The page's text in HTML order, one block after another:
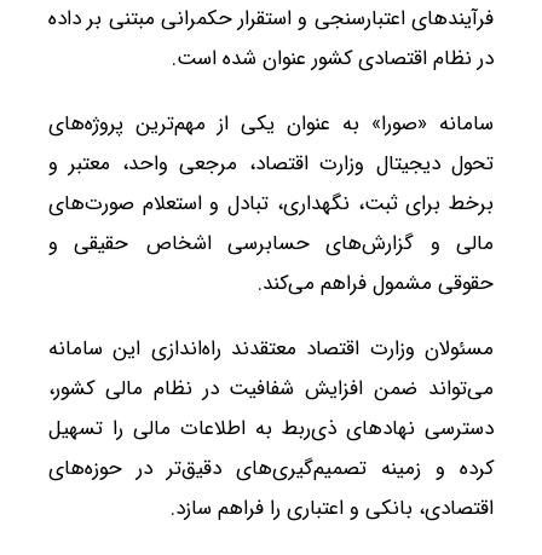
فرآیندهای اعتبارسنجی و استقرار حکمرانی مبتنی بر داده
در نظام اقتصادی کشور عنوان شده است.
سامانه «صورا» به عنوان یکی از مهم‌ترین پروژه‌های
تحول دیجیتال وزارت اقتصاد، مرجعی واحد، معتبر و
برخط برای ثبت، نگهداری، تبادل و استعلام صورت‌های
مالی و گزارش‌های حسابرسی اشخاص حقیقی و
حقوقی مشمول فراهم می‌کند.
مسئولان وزارت اقتصاد معتقدند راه‌اندازی این سامانه
می‌تواند ضمن افزایش شفافیت در نظام مالی کشور،
دسترسی نهادهای ذی‌ربط به اطلاعات مالی را تسهیل
کرده و زمینه تصمیم‌گیری‌های دقیق‌تر در حوزه‌های
اقتصادی، بانکی و اعتباری را فراهم سازد.